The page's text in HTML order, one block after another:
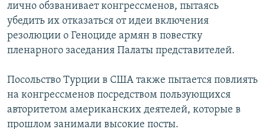
лично обзванивает конгрессменов, пытаясь
убедить их отказаться от идеи включения
резолюции о Геноциде армян в повестку
пленарного заседания Палаты представителей.
Посольство Турции в США также пытается повлиять
на конгрессменов посредством пользующихся
авторитетом американских деятелей, которые в
прошлом занимали высокие посты.